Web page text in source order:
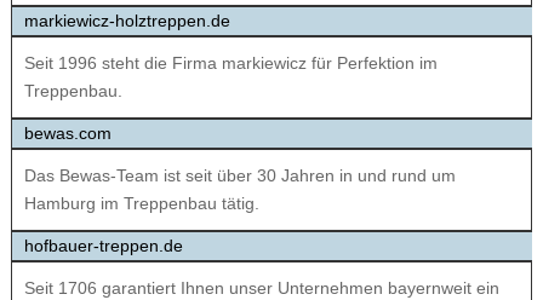
markiewicz-holztreppen.de
Seit 1996 steht die Firma markiewicz für Perfektion im
Treppenbau.
bewas.com
Das Bewas-Team ist seit über 30 Jahren in und rund um
Hamburg im Treppenbau tätig.
hofbauer-treppen.de
Seit 1706 garantiert Ihnen unser Unternehmen bayernweit ein